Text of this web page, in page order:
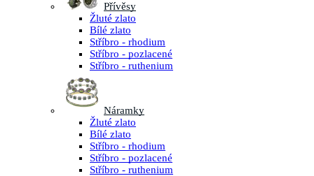
Přívěsy
Žluté zlato
Bílé zlato
Stříbro - rhodium
Stříbro - pozlacené
Stříbro - ruthenium
Náramky
Žluté zlato
Bílé zlato
Stříbro - rhodium
Stříbro - pozlacené
Stříbro - ruthenium